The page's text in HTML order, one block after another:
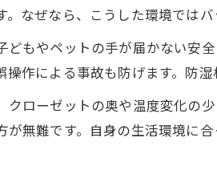
。なぜなら、こうした環境では
どもやペットの手が届かない安
操作による事故も防げます。防
クローゼットの奥や温度変化の
が無難です。自身の生活環境に